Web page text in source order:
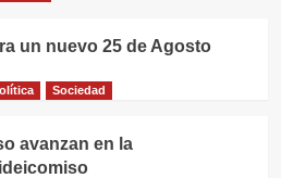
un nuevo 25 de Agosto
Sociedad
avanzan en la